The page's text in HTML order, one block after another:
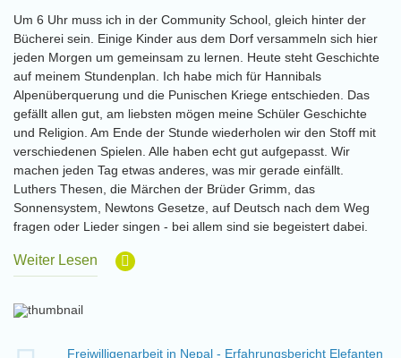
Um 6 Uhr muss ich in der Community School, gleich hinter der
Bücherei sein. Einige Kinder aus dem Dorf versammeln sich hier
jeden Morgen um gemeinsam zu lernen. Heute steht Geschichte
auf meinem Stundenplan. Ich habe mich für Hannibals
Alpenüberquerung und die Punischen Kriege entschieden. Das
gefällt allen gut, am liebsten mögen meine Schüler Geschichte
und Religion. Am Ende der Stunde wiederholen wir den Stoff mit
verschiedenen Spielen. Alle haben echt gut aufgepasst. Wir
machen jeden Tag etwas anderes, was mir gerade einfällt.
Luthers Thesen, die Märchen der Brüder Grimm, das
Sonnensystem, Newtons Gesetze, auf Deutsch nach dem Weg
fragen oder Lieder singen - bei allem sind sie begeistert dabei.
Weiter Lesen
Freiwilligenarbeit in Nepal - Erfahrungsbericht Elefanten